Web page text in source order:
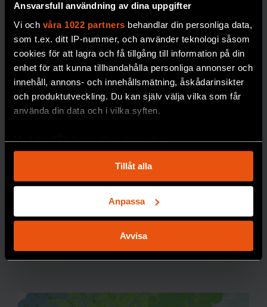
Ansvarsfull användning av dina uppgifter
Vi och våra 1022 partners behandlar din personliga data,
som t.ex. ditt IP-nummer, och använder teknologi såsom
cookies för att lagra och få tillgång till information på din
enhet för att kunna tillhandahålla personliga annonser och
innehåll, annons- och innehållsmätning, åskådarinsikter
och produktutveckling. Du kan själv välja vilka som får
använda din data och i vilka syften.
Med din tillåtelse skulle vi även vilja:
som kan ha en noggrannhet på upp till flera meter
Identifiera din enhet genom att aktivt skanna den
för specifika kännetecken (fingeravtryck)
Ta reda på mer om hur dina personliga uppgifter
helst från cookie-förklaringen.
och annonserna till användarna, tillhandahålla funktioner
Tillåt alla
Anpassa
Avvisa
Robert:
”Jag är
tacksam
över att
sexlivet
återställde
Testosteronbrist
kände sig deprimerad
och tappade ork och
sexlust.
HORMONER